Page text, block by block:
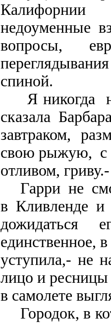
недоуменные
вопросы,
спиной.
Я никогда
сказала
завтраком,
свою рыжую, с
отливом,
Гарри не
в Кливленде и
дожидаться
единственное,
уступила,- не
лицо и
в самолете
Городок, в